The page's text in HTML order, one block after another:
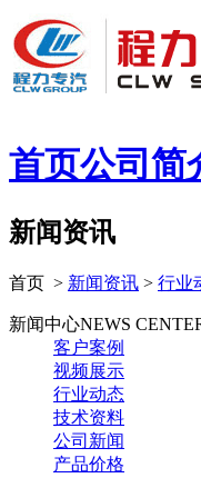
首页公司简
新闻资讯
首页 > 新闻资讯 > 行业
新闻中心NEWS
客户案例
视频展示
行业动态
技术资料
公司新闻
产品价格